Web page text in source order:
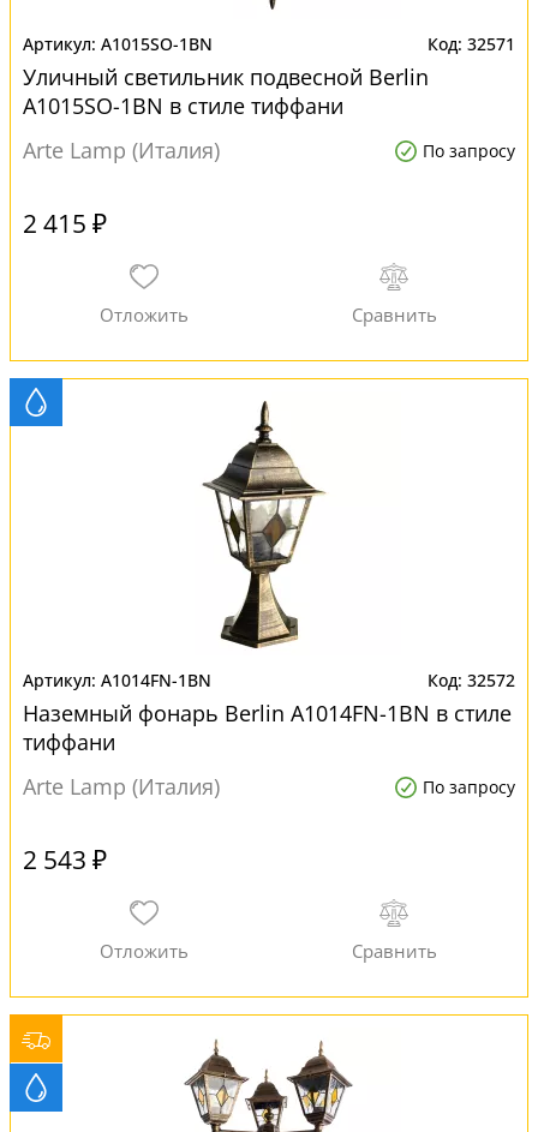
A1015SO-1BN 32571
Уличный светильник подвесной Berlin
A1015SO-1BN в стиле тиффани
Arte Lamp (Италия)
По запросу
2 415 ₽
A1014FN-1BN 32572
Наземный фонарь Berlin A1014FN-1BN в стиле
тиффани
Arte Lamp (Италия)
По запросу
2 543 ₽